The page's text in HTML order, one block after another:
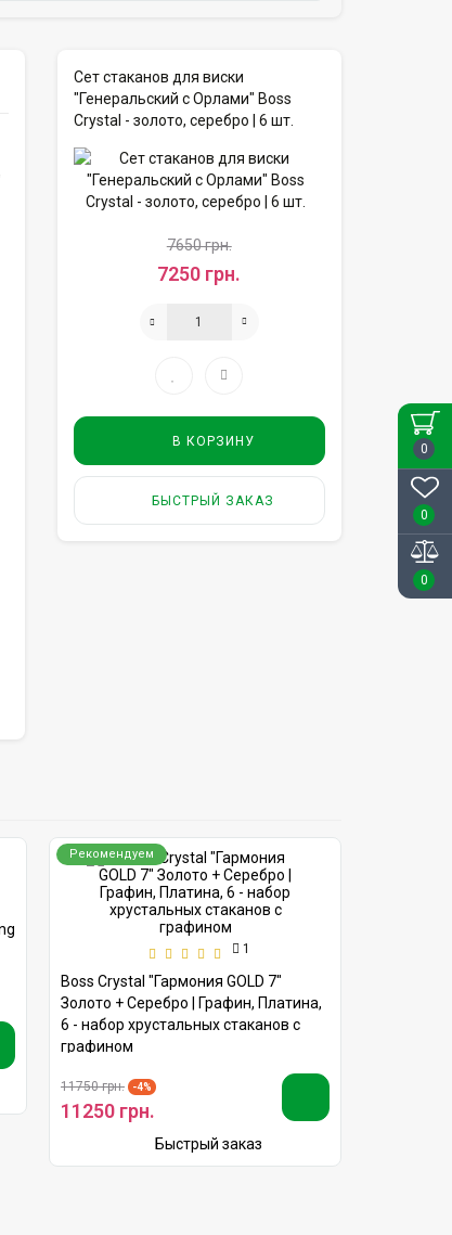
0
0
0
Сет стаканов для виски
"Генеральский с Орлами" Boss
Crystal - золото, серебро | 6 шт.
7650 грн.
7250 грн.
В КОРЗИНУ
БЫСТРЫЙ ЗАКАЗ
Рекомендуем
1
Boss Crystal "Гармония GOLD 7"
Золото + Серебро | Графин, Платина,
6 - набор хрустальных стаканов с
графином
11750 грн. -4%
11250 грн.
Быстрый заказ